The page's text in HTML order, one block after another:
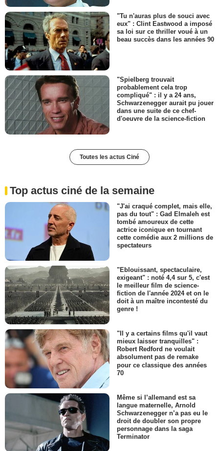
"Tu n'auras plus de souci avec
eux" : Clint Eastwood a imposé
sa loi sur ce thriller voué à un
beau succès dans les années 90
"Spielberg trouvait
probablement cela trop
compliqué" : il y a 24 ans,
Schwarzenegger aurait pu jouer
dans une suite de ce chef-
d'oeuvre de la science-fiction
Toutes les actus Ciné
Top actus ciné de la semaine
"J'ai craqué complet, mais elle,
pas du tout" : Gad Elmaleh est
tombé amoureux de cette
actrice iconique en tournant
cette comédie aux 2 millions de
spectateurs
"Eblouissant, spectaculaire,
exigeant" : noté 4,4 sur 5, c'est
le meilleur film de science-
fiction de l'année 2024 et on le
doit à un maître incontesté du
genre !
"Il y a certains films qu'il vaut
mieux laisser tranquilles" :
Robert Redford ne voulait
absolument pas de remake
pour ce classique des années
70
Même si l’allemand est sa
langue maternelle, Arnold
Schwarzenegger n’a pas eu le
droit de doubler son propre
personnage dans la saga
Terminator